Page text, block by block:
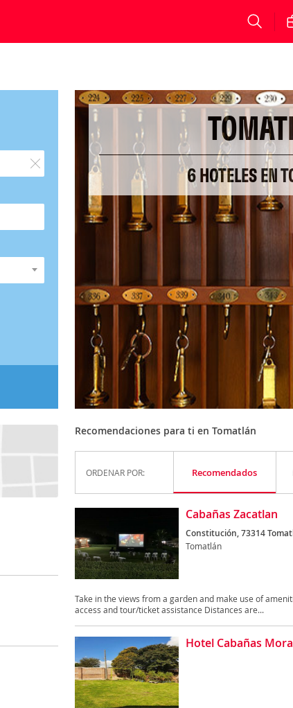
6 HOTELES EN
Recomendaciones para ti en Tomatlán
ORDENAR POR: Recomendados
Cabañas Zacatlan
Constitución, 73314
Tomatlán
Take in the views from a garden and make use of
access and tour/ticket assistance Distances are...
Hotel Cabañas